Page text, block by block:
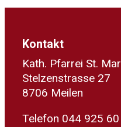
Kontakt
Kath. Pfarrei St.
Stelzenstrasse 27
8706 Meilen
Telefon 044 925